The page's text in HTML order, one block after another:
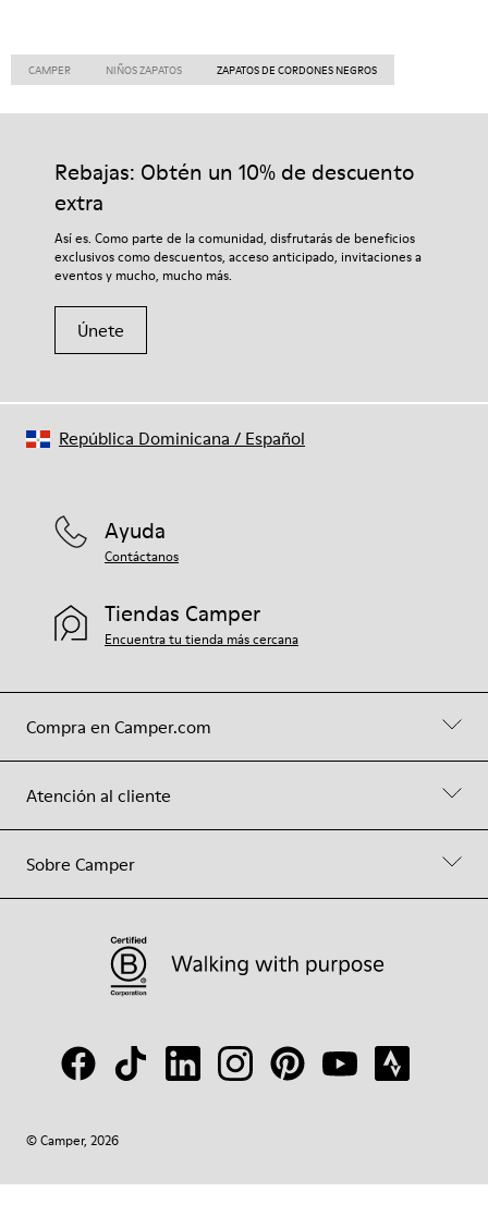
CAMPER NIÑOS ZAPATOS ZAPATOS DE CORDONES NEGROS
Rebajas: Obtén un 10% de descuento
extra
Así es. Como parte de la comunidad, disfrutarás de beneficios
exclusivos como descuentos, acceso anticipado, invitaciones a
eventos y mucho, mucho más.
Únete
Compra en Camper.com
Atención al cliente
Sobre Camper
Ayuda
Contáctanos
Tiendas Camper
Encuentra tu tienda más cercana
© Camper, 2026
República Dominicana / Español